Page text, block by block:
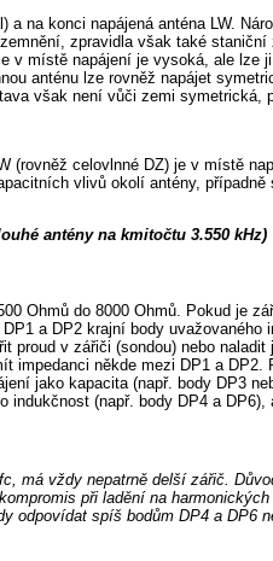
na konci napájená anténa LW.
zpravidla však také
v místě napájení je vysoká, ale
anténu lze rovněž napájet
však není vůči zemi symetrická,
(rovněž celovlnné DZ) je v místě
vlivů okolí antény,
antény na kmitočtu 3.550 kHz)
Ohmů do 8000 Ohmů. Pokud je
a DP2 krajní body uvažovaného
proud v zářiči (sondou) nebo naladit
impedanci někde mezi DP1 a DP2.
jako kapacita (např. body DP3
indukčnost (např. body DP4 a DP6),
má vždy nepatrně delší zářič.
při ladění na
odpovídat spíš bodům DP4 a DP6